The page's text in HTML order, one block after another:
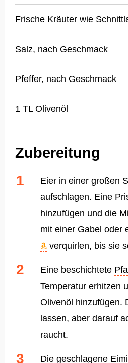
Frische Kräuter wie
Salz, nach Geschmack
Pfeffer, nach Geschmack
1 TL Olivenöl
Zubereitung
Eier in einer großen
aufschlagen. Eine
hinzufügen und die
mit einer Gabel oder
verquirlen, bis sie
Eine beschichtete
Temperatur erhitzen
Olivenöl hinzufügen.
lassen, aber darauf
raucht.
Die geschlagene